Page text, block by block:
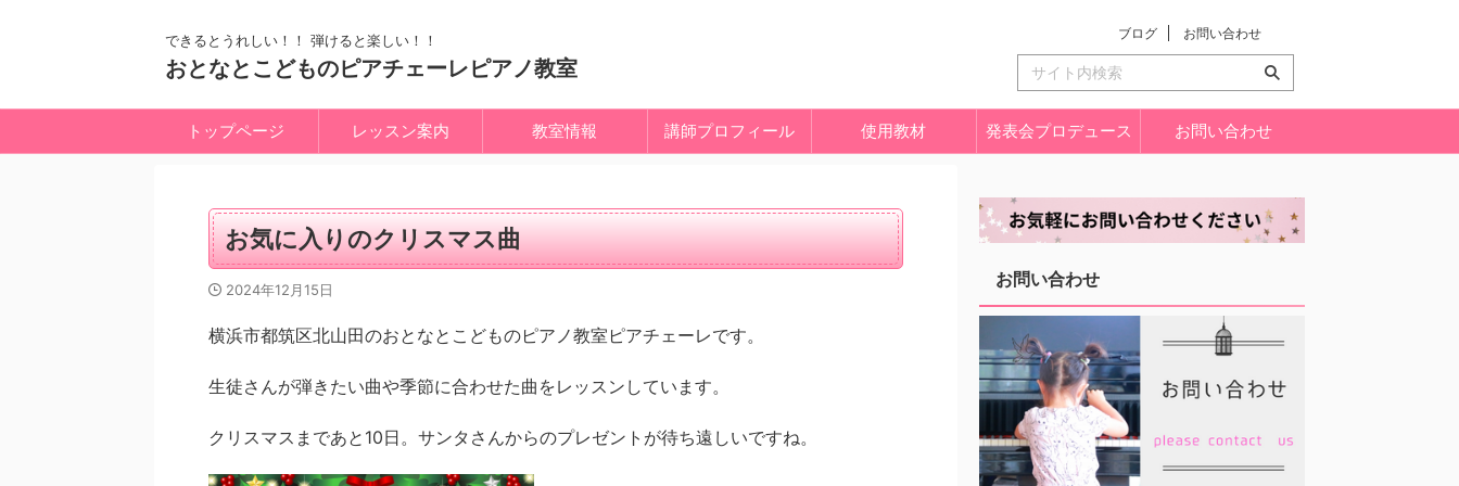
できるとうれしい！！ 弾けると楽しい！！
おとなとこどものピアチェーレピアノ教室
ブログ お問い合わせ
トップページ レッスン案内 教室情報 講師プロフィール 使用教材 発表会プロデュース お問い合わせ
お気に入りのクリスマス曲
2024年12月15日
横浜市都筑区北山田のおとなとこどものピアノ教室ピアチェーレです。
生徒さんが弾きたい曲や季節に合わせた曲をレッスンしています。
クリスマスまであと10日。サンタさんからのプレゼントが待ち遠しいですね。
お問い合わせ